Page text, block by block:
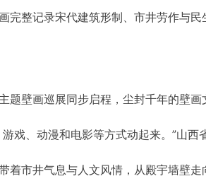
完整记录宋代建筑形制、市井劳作与民
题壁画巡展同步启程，尘封千年的壁画
戏、动漫和电影等方式动起来。”山西
市井气息与人文风情，从殿宇墙壁走